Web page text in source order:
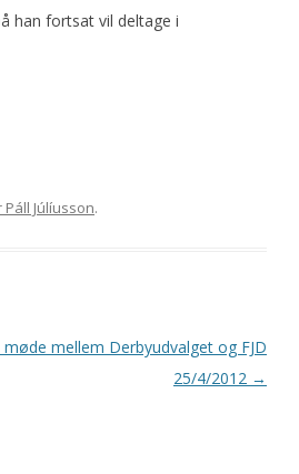
han fortsat vil deltage i
Páll Júlíusson.
mellem Derbyudvalget og FJD
25/4/2012 →